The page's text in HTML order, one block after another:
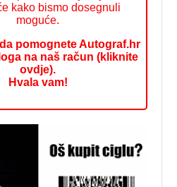
kako bismo dosegnuli
moguće.
pomognete Autograf.hr
na naš račun (kliknite
ovdje).
Hvala vam!